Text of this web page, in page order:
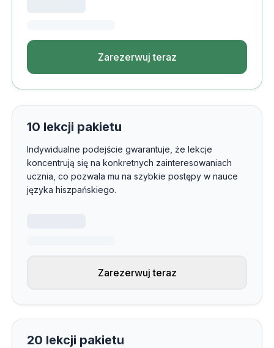
Zarezerwuj teraz
10 lekcji pakietu
Indywidualne podejście gwarantuje, że lekcje
koncentrują się na konkretnych zainteresowaniach
ucznia, co pozwala mu na szybkie postępy w nauce
języka hiszpańskiego.
Zarezerwuj teraz
20 lekcji pakietu